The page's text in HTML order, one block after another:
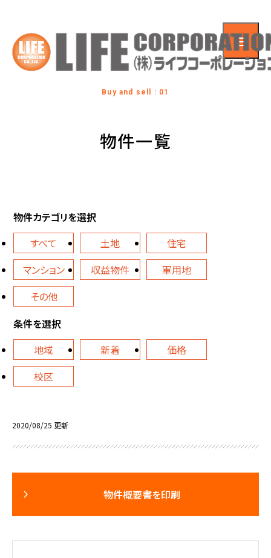
Buy and sell : 01
物件一覧
物件カテゴリを選択
すべて
土地
住宅
マンション
収益物件
軍用地
その他
条件を選択
地域
新着
価格
校区
2020/08/25 更新
物件概要書を印刷